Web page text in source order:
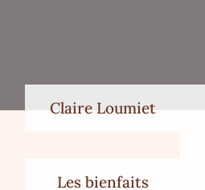
Claire Loumiet
Les bienfaits